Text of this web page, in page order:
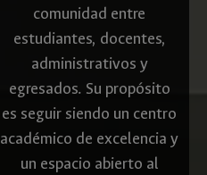
comunidad entre
estudiantes, docentes,
administrativos y
egresados. Su propósito
es seguir siendo un centro
académico de excelencia y
un espacio abierto al